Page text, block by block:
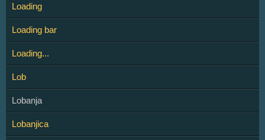
Loading
Loading bar
Loading...
Lob
Lobanja
Lobanjica